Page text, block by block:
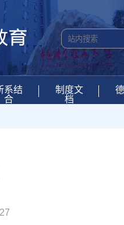
系结
合
制度文
档